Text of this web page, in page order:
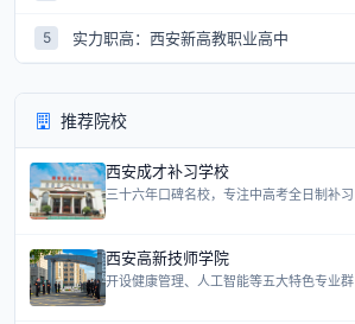
5 实力职高：西安新高教职业高中
推荐院校
西安成才补习学校
三十六年口碑名校，专注中高考全日制补习
西安高新技师学院
开设健康管理、人工智能等五大特色专业群